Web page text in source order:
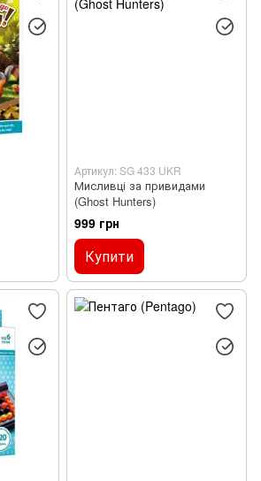
Артикул: SG 433 UKR
Мисливці за привидами
(Ghost Hunters)
999 грн
Купити